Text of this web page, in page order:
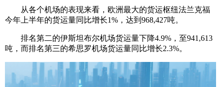
从各个机场的表现来看，欧洲最大的货运枢纽法兰克福
今年上半年的货运量同比增长1%，达到968,427吨。
排名第二的伊斯坦布尔机场货运量下降4.9%，至941,613
吨，而排名第三的希思罗机场货运量同比增长2.3%。